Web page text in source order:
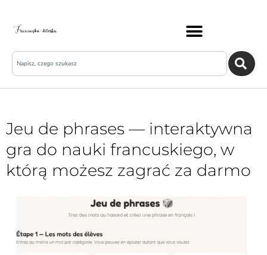
Jeu de phrases — interaktywna
gra do nauki francuskiego, w
którą możesz zagrać za darmo